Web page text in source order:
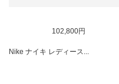
102,800円
Nike ナイキ レディース...